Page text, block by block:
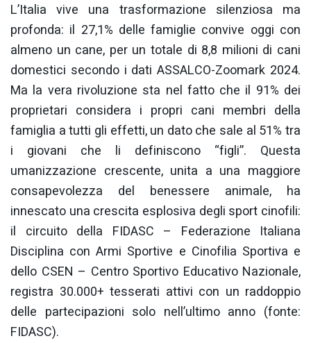
L’Italia vive una trasformazione silenziosa ma
profonda: il 27,1% delle famiglie convive oggi con
almeno un cane, per un totale di 8,8 milioni di cani
domestici secondo i dati ASSALCO-Zoomark 2024.
Ma la vera rivoluzione sta nel fatto che il 91% dei
proprietari considera i propri cani membri della
famiglia a tutti gli effetti, un dato che sale al 51% tra
i giovani che li definiscono “figli”. Questa
umanizzazione crescente, unita a una maggiore
consapevolezza del benessere animale, ha
innescato una crescita esplosiva degli sport cinofili:
il circuito della FIDASC – Federazione Italiana
Disciplina con Armi Sportive e Cinofilia Sportiva e
dello CSEN – Centro Sportivo Educativo Nazionale,
registra 30.000+ tesserati attivi con un raddoppio
delle partecipazioni solo nell’ultimo anno (fonte:
FIDASC).